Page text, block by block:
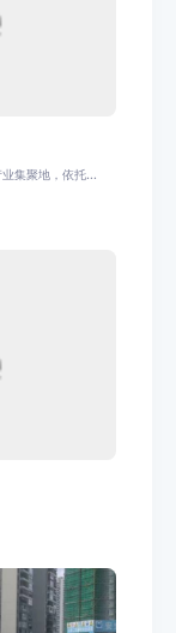
集聚地，依托...